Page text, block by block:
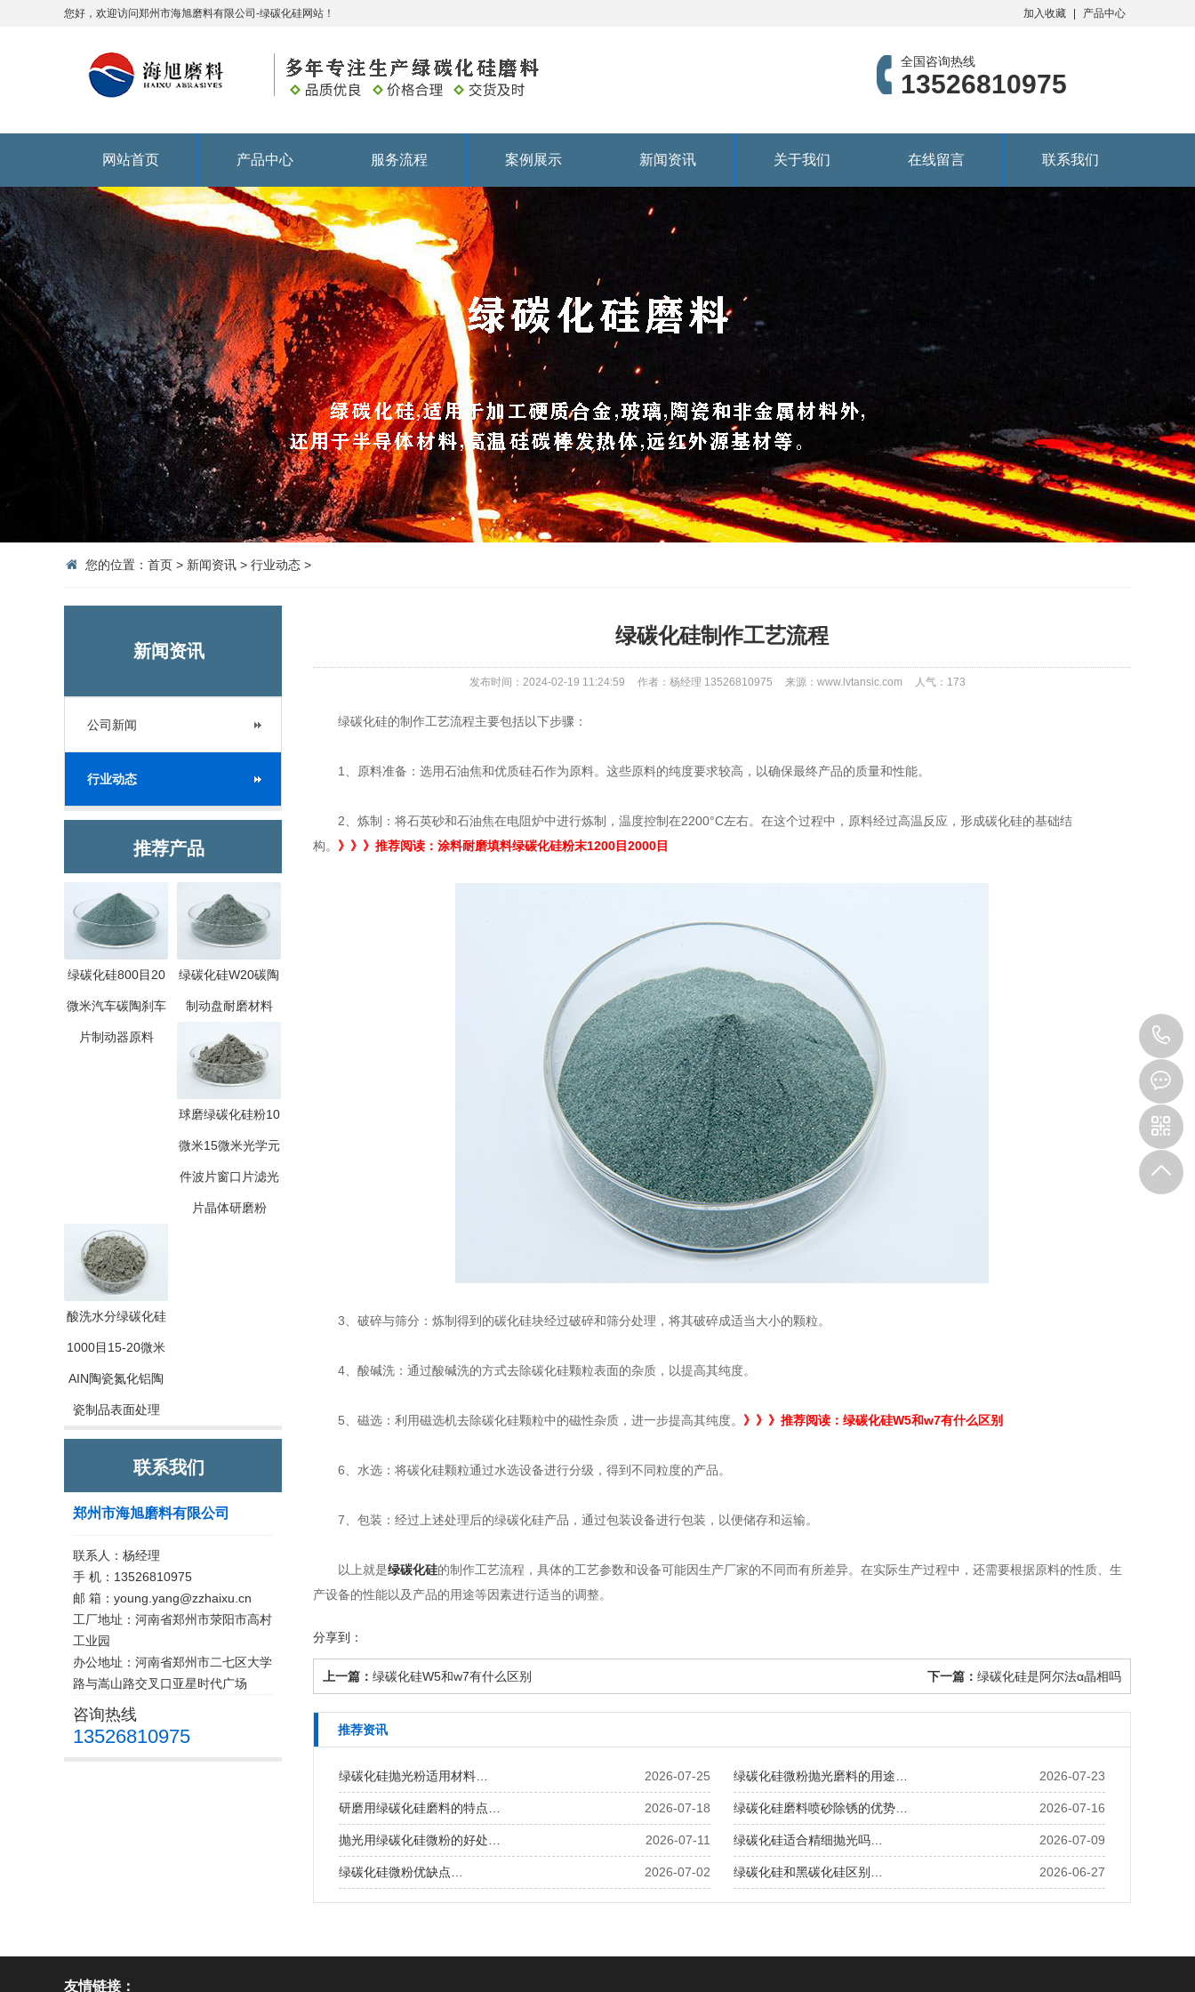
您好，欢迎访问郑州市海旭磨料有限公司-绿碳化硅网站！ 加入收藏 产品中心
全国咨询热线
13526810975
网站首页 产品中心 服务流程 案例展示 新闻资讯 关于我们 在线留言 联系我们
您的位置： 首页 > 新闻资讯 > 行业动态 >
新闻资讯
公司新闻
行业动态
推荐产品
绿碳化硅800目20
微米汽车碳陶刹车
片制动器原料
绿碳化硅W20碳陶
制动盘耐磨材料
球磨绿碳化硅粉10
微米15微米光学元
件波片窗口片滤光
片晶体研磨粉
酸洗水分绿碳化硅
1000目15-20微米
AIN陶瓷氮化铝陶
瓷制品表面处理
联系我们
郑州市海旭磨料有限公司
联系人：杨经理
手 机：13526810975
邮 箱：young.yang@zzhaixu.cn
工厂地址：河南省郑州市荥阳市高村
工业园
办公地址：河南省郑州市二七区大学
路与嵩山路交叉口亚星时代广场
咨询热线
13526810975
绿碳化硅制作工艺流程
发布时间：2024-02-19 11:24:59 作者：杨经理 13526810975 来源：www.lvtansic.com 人气： 173
绿碳化硅的制作工艺流程主要包括以下步骤：
1、原料准备：选用石油焦和优质硅石作为原料。这些原料的纯度要求较高，以确保最终产品的质量和性能。
2、炼制：将石英砂和石油焦在电阻炉中进行炼制，温度控制在2200°C左右。在这个过程中，原料经过高温反应，形成碳化硅的基础结
构。 》》》推荐阅读： 涂料耐磨填料绿碳化硅粉末1200目2000目
3、破碎与筛分：炼制得到的碳化硅块经过破碎和筛分处理，将其破碎成适当大小的颗粒。
4、酸碱洗：通过酸碱洗的方式去除碳化硅颗粒表面的杂质，以提高其纯度。
5、磁选：利用磁选机去除碳化硅颗粒中的磁性杂质，进一步提高其纯度。 》》》推荐阅读： 绿碳化硅W5和w7有什么区别
6、水选：将碳化硅颗粒通过水选设备进行分级，得到不同粒度的产品。
7、包装：经过上述处理后的绿碳化硅产品，通过包装设备进行包装，以便储存和运输。
以上就是绿碳化硅的制作工艺流程，具体的工艺参数和设备可能因生产厂家的不同而有所差异。在实际生产过程中，还需要根据原料的性质、生
产设备的性能以及产品的用途等因素进行适当的调整。
分享到：
上一篇： 绿碳化硅W5和w7有什么区别 下一篇： 绿碳化硅是阿尔法α晶相吗
推荐资讯
2026-07-25
绿碳化硅抛光粉适用材料… 2026-07-23
绿碳化硅微粉抛光磨料的用途…
2026-07-18
研磨用绿碳化硅磨料的特点… 2026-07-16
绿碳化硅磨料喷砂除锈的优势…
2026-07-11
抛光用绿碳化硅微粉的好处… 2026-07-09
绿碳化硅适合精细抛光吗…
2026-07-02
绿碳化硅微粉优缺点… 2026-06-27
绿碳化硅和黑碳化硅区别…
友情链接：